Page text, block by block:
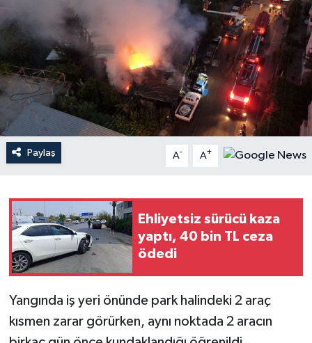
Paylaş A- A+
Ehliyetsiz sürücü kaza
yaptı, 40 bin TL ceza
ödedi
Yangında iş yeri önünde park halindeki 2 araç
kısmen zarar görürken, aynı noktada 2 aracın
Haberler
KANALV Spor
Kültür Sanat
Magazin
Sağlık
Siyaset
Sosyal medya